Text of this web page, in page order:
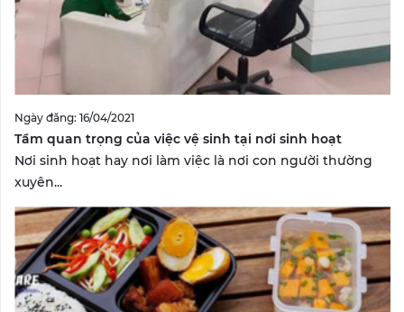
Ngày đăng: 16/04/2021
Tầm quan trọng của việc vệ sinh tại nơi sinh hoạt
Nơi sinh hoạt hay nơi làm việc là nơi con người thường
xuyên...